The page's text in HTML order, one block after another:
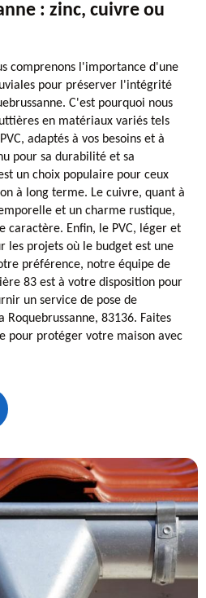
: zinc, cuivre ou
comprenons l'importance d'une
pour préserver l'intégrité
C'est pourquoi nous
en matériaux variés tels
adaptés à vos besoins et à
pour sa durabilité et sa
un choix populaire pour ceux
à long terme. Le cuivre, quant à
et un charme rustique,
caractère. Enfin, le PVC, léger et
les projets où le budget est une
préférence, notre équipe de
83 est à votre disposition pour
un service de pose de
83136. Faites
pour protéger votre maison avec